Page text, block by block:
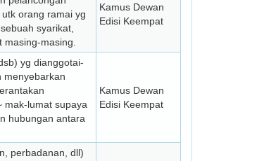
orang ramai yg
syarikat,
masing.
Kamus Dewan
Edisi Keempat
yg dianggotai-
menyebarkan
mak-lumat supaya
hubungan antara
Kamus Dewan
Edisi Keempat
perbadanan, dll)